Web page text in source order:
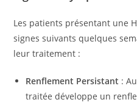
Les patients présentant une
signes suivants quelques
leur traitement :
Renflement Persistant :
traitée développe un